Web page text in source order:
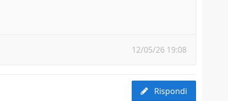
12/05/26 19:08
Rispondi